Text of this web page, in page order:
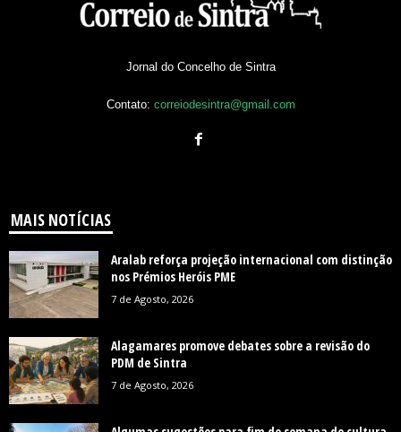
Jornal do Concelho de Sintra
Contato: correiodesintra@gmail.com
MAIS NOTÍCIAS
Aralab reforça projeção internacional com distinção
nos Prémios Heróis PME
7 de Agosto, 2026
Alagamares promove debates sobre a revisão do
PDM de Sintra
7 de Agosto, 2026